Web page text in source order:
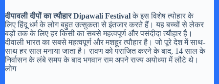
दीपावली दीपों का त्यौहार Dipawali Festivalके इस विशेष त्योहार के
लिए हिंदू धर्म के लोग बहुत उत्सुकता से इंतजार करते हैं। यह बच्चों से लेकर
बड़ों तक के लिए हर किसी का सबसे महत्वपूर्ण और पसंदीदा त्यौहार है।
दीवाली भारत का सबसे महत्वपूर्ण और मशहूर त्यौहार है। जो पूरे देश में साथ-
साथ हर साल मनाया जाता है। रावण को पराजित करने के बाद, 14 साल के
निर्वासन के लंबे समय के बाद भगवान राम अपने राज्य अयोध्या में लौटे थे।
लोग